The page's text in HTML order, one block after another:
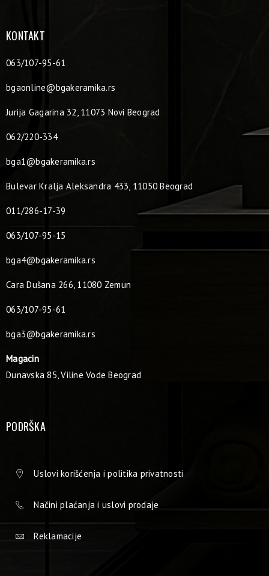
KONTAKT
063/107-95-61
bgaonline@bgakeramika.rs
Jurija Gagarina 32, 11073 Novi Beograd
062/220-334
bga1@bgakeramika.rs
Bulevar Kralja Aleksandra 433, 11050 Beograd
011/286-17-39
063/107-95-15
bga4@bgakeramika.rs
Cara Dušana 266, 11080 Zemun
063/107-95-61
bga3@bgakeramika.rs
Magacin
Dunavska 85, Viline Vode Beograd
PODRŠKA
Uslovi korišćenja i politika privatnosti
Načini plaćanja i uslovi prodaje
Reklamacije